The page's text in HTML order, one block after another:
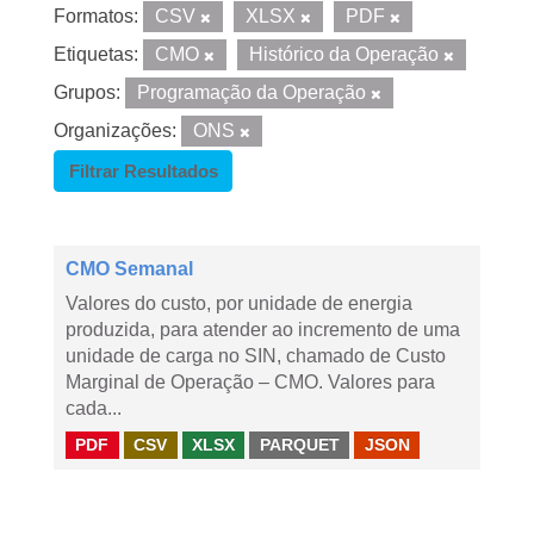
Formatos: CSV XLSX
PDF
Etiquetas:
CMO
Histórico da Operação
Grupos:
Programação da Operação
Organizações:
ONS
Filtrar Resultados
CMO Semanal
Valores do custo, por unidade de energia
produzida, para atender ao incremento de uma
unidade de carga no SIN, chamado de Custo
Marginal de Operação – CMO. Valores para
cada...
PDF CSV XLSX PARQUET JSON